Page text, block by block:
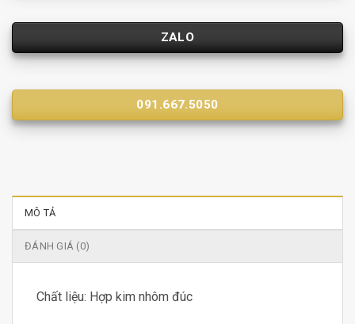
ZALO
091.667.5050
MÔ TẢ
ĐÁNH GIÁ (0)
Chất liệu: Hợp kim nhôm đúc